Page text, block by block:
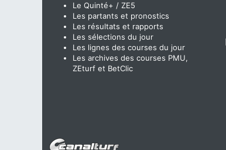
Le Quinté+ / ZE5
Les partants et pronostics
Les résultats et rapports
Les sélections du jour
Les lignes des courses du jour
Les archives des courses PMU,
ZEturf et BetClic